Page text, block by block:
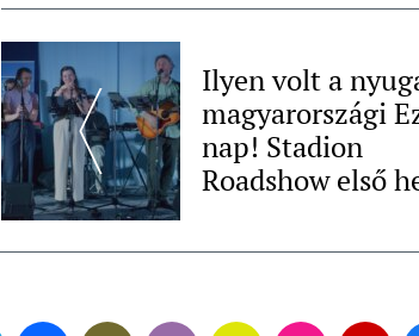
Post
NavigationIlyen volt a
magyarországi
nap! Stadion
Roadshow első